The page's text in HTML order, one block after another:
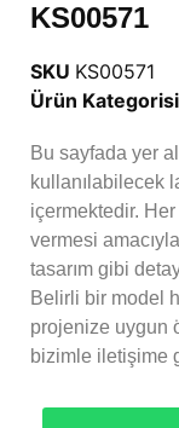
KS00571
SKU KS00571
Ürün
Bu sayfada yer
kullanılabilecek
içermektedir.
vermesi
tasarım gibi
Belirli bir model
projenize uygun
bizimle iletişime